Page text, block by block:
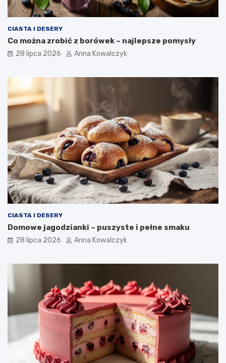
CIASTA I DESERY
Co można zrobić z borówek – najlepsze pomysły
28 lipca 2026 Anna Kowalczyk
CIASTA I DESERY
Domowe jagodzianki – puszyste i pełne smaku
28 lipca 2026 Anna Kowalczyk